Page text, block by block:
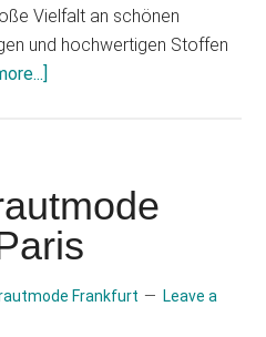
Vielfalt an schönen
und hochwertigen Stoffen
SIÖDAM
Couture
Frankfurt
Frankfurt
Leave a